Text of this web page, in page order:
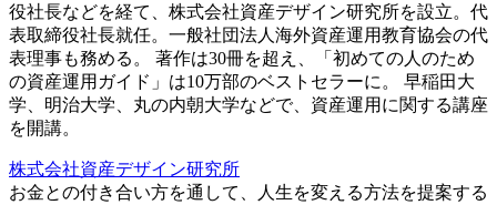
役社長などを経て、株式会社資産デザイン研究所を設立。代
表取締役社長就任。一般社団法人海外資産運用教育協会の代
表理事も務める。 著作は30冊を超え、「初めての人のため
の資産運用ガイド」は10万部のベストセラーに。 早稲田大
学、明治大学、丸の内朝大学などで、資産運用に関する講座
を開講。
株式会社資産デザイン研究所
お金との付き合い方を通して、人生を変える方法を提案する